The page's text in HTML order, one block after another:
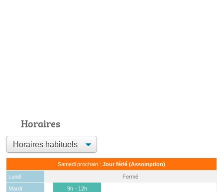
Horaires
Samedi prochain : Jour férié (Assomption)
Lundi
Fermé
Mardi
9h - 12h